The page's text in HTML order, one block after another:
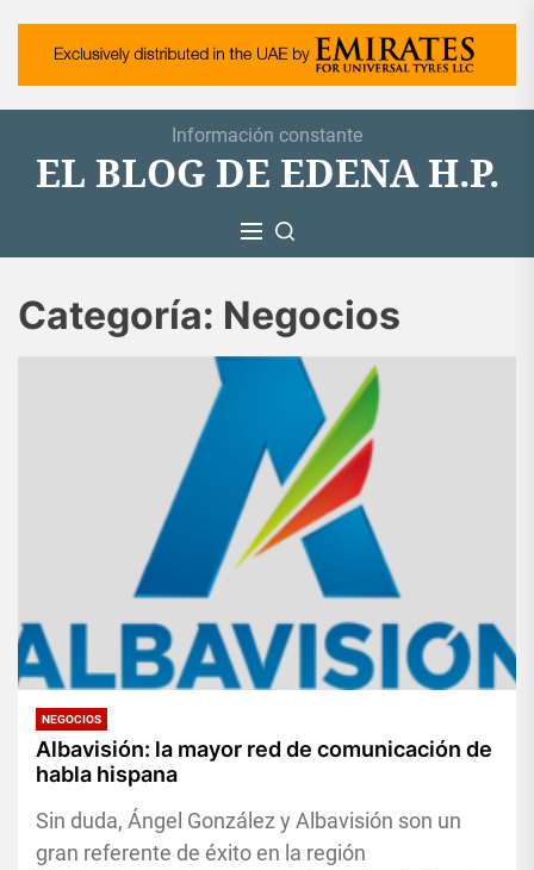
the
Información constante
EL BLOG DE EDENA H.P.
Categoría: Negocios
NEGOCIOS
Albavisión: la mayor red de comunicación de
habla hispana
Sin duda, Ángel González y Albavisión son un
gran referente de éxito en la región